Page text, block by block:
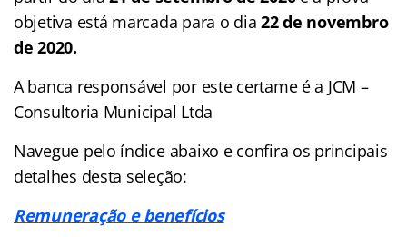
objetiva está marcada para o dia22 de novembro
de 2020.
A banca responsável por este certame é a JCM –
Consultoria Municipal Ltda
Navegue pelo índice abaixo e confira os principais
detalhes desta seleção:
Remuneração e benefícios